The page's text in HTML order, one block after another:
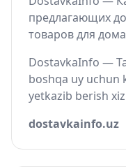
предлагающих
товаров для
DostavkaInfo —
boshqa uy uchun
yetkazib berish
dostavkainfo.uz